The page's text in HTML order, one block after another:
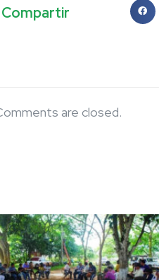
Compartir
are closed.